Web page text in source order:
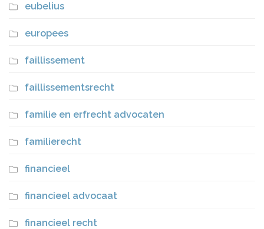
eubelius
europees
faillissement
faillissementsrecht
familie en erfrecht advocaten
familierecht
financieel
financieel advocaat
financieel recht